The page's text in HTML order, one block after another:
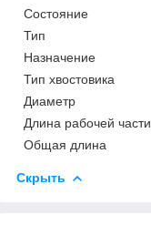
Состояние
Тип
Назначение
Тип хвостовика
Диаметр
Длина рабочей части
Общая длина
Скрыть